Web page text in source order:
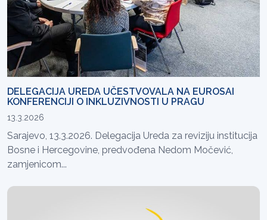
DELEGACIJA UREDA UČESTVOVALA NA EUROSAI
KONFERENCIJI O INKLUZIVNOSTI U PRAGU
13.3.2026
Sarajevo, 13.3.2026. Delegacija Ureda za reviziju institucija
Bosne i Hercegovine, predvođena Nedom Močević,
zamjenicom...